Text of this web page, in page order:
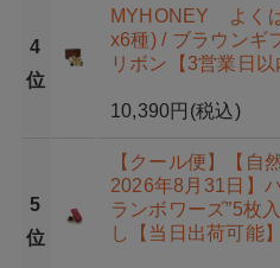
4
位
MYHONEY よく
x6種) / ブラウン
リボン【3営業日以
10,390円 (税込)
5
位
【クール便】【自
2026年8月31日】
ランボワーズ”5枚
し【当日出荷可能】